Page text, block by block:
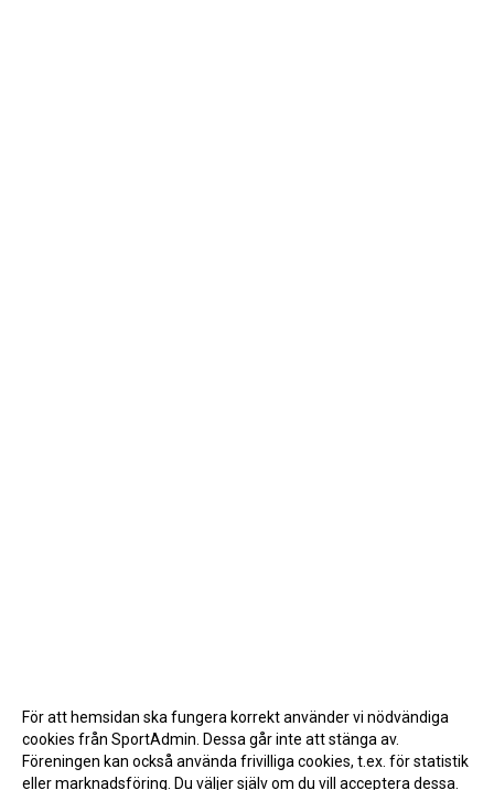
För att hemsidan ska fungera korrekt använder vi nödvändiga
cookies från SportAdmin. Dessa går inte att stänga av.
Föreningen kan också använda frivilliga cookies, t.ex. för statistik
eller marknadsföring. Du väljer själv om du vill acceptera dessa.